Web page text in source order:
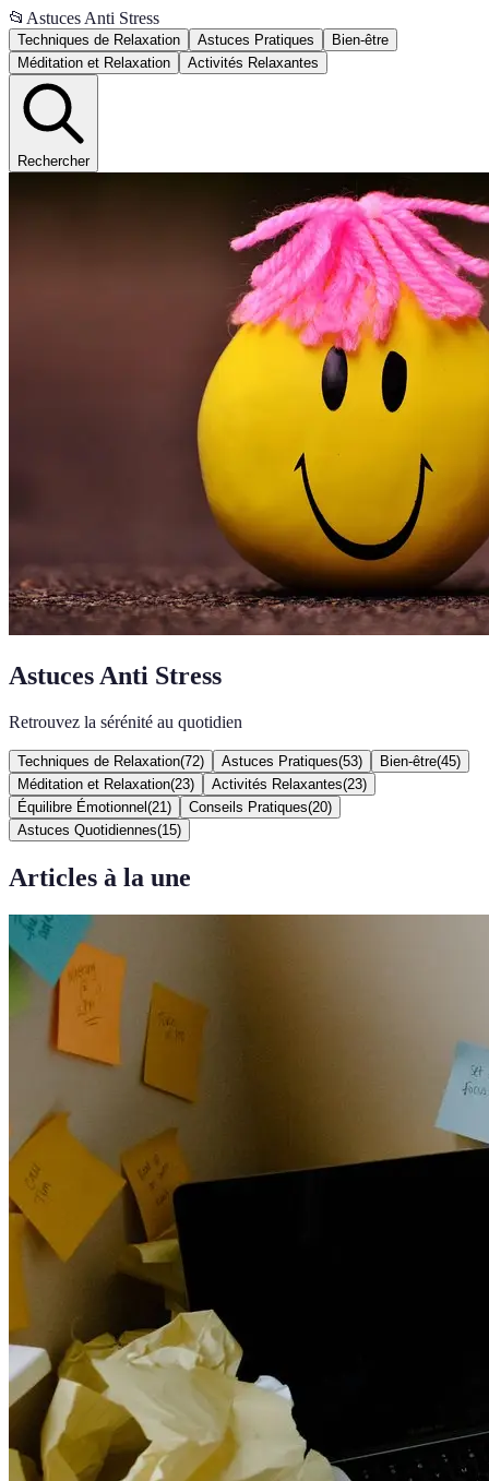
📂 Astuces Anti Stress
Techniques de Relaxation Astuces Pratiques
Bien-être
Méditation et Relaxation
Activités Relaxantes
Rechercher
Astuces Anti Stress
Retrouvez la sérénité au quotidien
Techniques de Relaxation(72) Astuces Pratiques(53) Bien-être(45)
Méditation et Relaxation(23) Activités Relaxantes(23)
Équilibre Émotionnel (21 ) Conseils Pratiques(20)
Astuces Quotidiennes(15)
Articles à la une